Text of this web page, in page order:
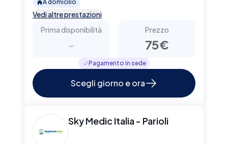
A domicilio
Vedi altre prestazioni
Prima disponibilità
-
Prezzo
75€
Pagamento in sede
Scegli giorno e ora
Sky Medic Italia - Parioli